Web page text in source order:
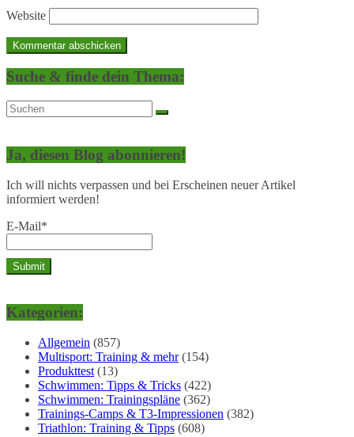
Website
Suche & finde dein Thema:
Ja, diesen Blog abonnieren!
Ich will nichts verpassen und bei Erscheinen neuer Artikel
informiert werden!
E-Mail*
Kategorien:
Allgemein (857)
Multisport: Training & mehr(154)
Produkttest(13)
Schwimmen: Tipps & Tricks (422)
Schwimmen: Trainingspläne (362)
Trainings-Camps & T3-Impressionen (382)
Triathlon: Training & Tipps (608)